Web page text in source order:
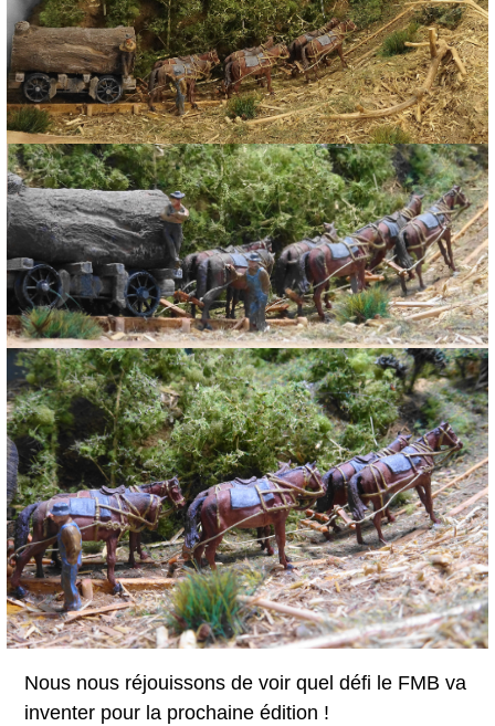
Nous nous réjouissons de voir quel défi le FMB va
inventer pour la prochaine édition !